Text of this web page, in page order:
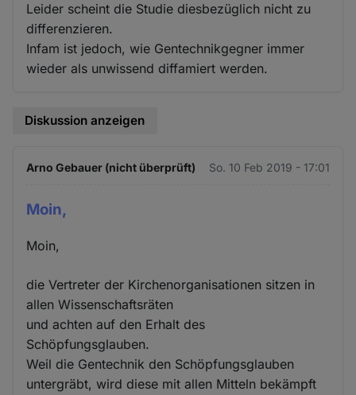
Leider scheint die Studie diesbezüglich nicht zu
differenzieren.
Infam ist jedoch, wie Gentechnikgegner immer
wieder als unwissend diffamiert werden.
Diskussion anzeigen
Arno Gebauer (nicht überprüft) So. 10 Feb 2019 - 17:01
Moin,
Moin,
die Vertreter der Kirchenorganisationen sitzen in
allen Wissenschaftsräten
und achten auf den Erhalt des
Schöpfungsglauben.
Weil die Gentechnik den Schöpfungsglauben
untergräbt, wird diese mit allen Mitteln bekämpft